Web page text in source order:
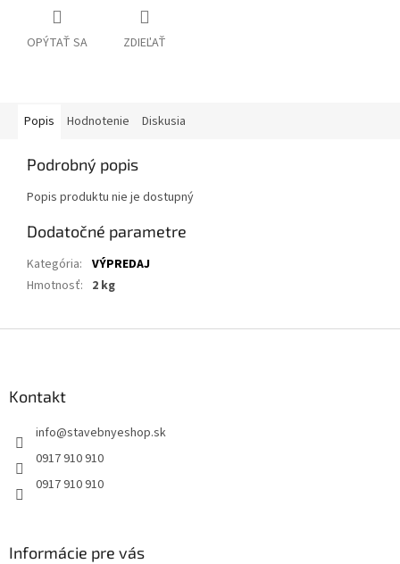
OPÝTAŤ SA ZDIEĽAŤ
Popis Hodnotenie Diskusia
Podrobný popis
Popis produktu nie je dostupný
Dodatočné parametre
Kategória: VÝPREDAJ
Hmotnosť: 2 kg
Kontakt
info@stavebnyeshop.sk
0917 910 910
0917 910 910
Informácie pre vás